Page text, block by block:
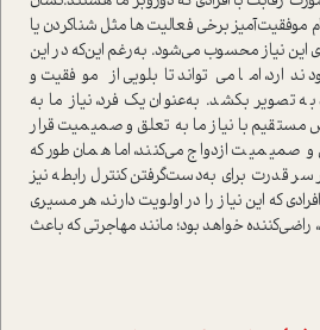
موفقیت‌آمیز برخی فعالیت‌ها مثل شنا‌کردن یا
این نیاز محسوب می‌شود. به‌رغم این‌که در این
اما می‌تواند تابلویی از موفقیت و
تصویر بکشد. به‌عنوان یک فرد، نیاز ما به
مستقیم با نیاز ما به تعلق و صمیمیت قرار
صمیمیت ازدواج می‌کنند، اما همان‌طور که
سر قدرت برای به‌دست‌گرفتن کنترل رابطه نیز
که این نیاز را در اولویت دارند‌، هر مسیری
خواهد بود؛ مانند مهاجرتی که باعث